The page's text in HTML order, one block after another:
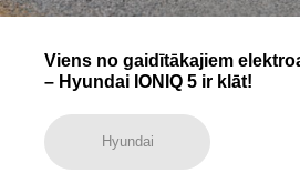
Viens no gaidītākajiem
– Hyundai IONIQ 5 ir klāt!
Hyundai